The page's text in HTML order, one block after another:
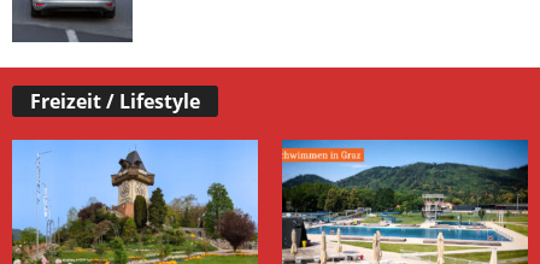
Freizeit / Lifestyle